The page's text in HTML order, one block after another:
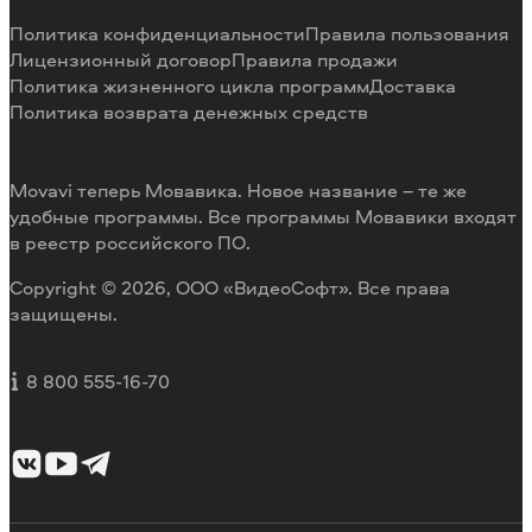
Способы оплаты
Возврат средств
Отзывы пользователей
Разработка видеоредактора под заказ
Movavi теперь Мовавика. Новое название – те же
удобные программы. Все программы Мовавики входят
в реестр российского ПО.
Copyright © 2026, ООО «ВидеоСофт». Все права
защищены.
8 800 555-16-70
Политика конфиденциальностиПравила пользования
Лицензионный договорПравила продажи
Политика жизненного цикла программДоставка
Политика возврата денежных средств